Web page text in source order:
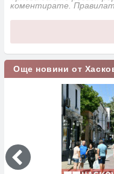
коментирате.
Още новини от